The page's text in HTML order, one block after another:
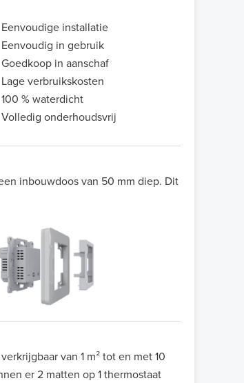
Eenvoudige installatie
Eenvoudig in gebruik
Goedkoop in aanschaf
Lage verbruikskosten
100 % waterdicht
Volledig onderhoudsvrij
inbouwdoos van 50 mm diep. Dit
van 1 m² tot en met 10
er 2 matten op 1 thermostaat